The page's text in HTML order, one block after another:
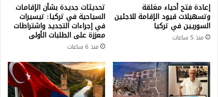
إعادة فتح أحياء مغلقة
وتسهيلات قيود الإقامة للاجئين
السوريين في تركيا
منذ 5 ساعات
تحديثات جديدة بشأن الإقامات
السياحية في تركيا: تيسيرات
في إجراءات التجديد واشتراطات
معززة على الطلبات الأولى
منذ 6 ساعات